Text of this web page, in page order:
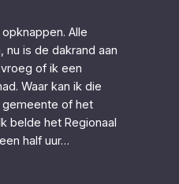
Alle
nu is de dakrand aan
of ik een
Waar kan ik die
gemeente of het
belde het Regionaal
half uur…